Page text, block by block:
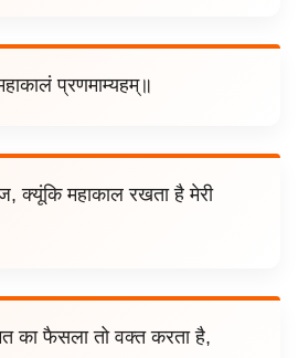
प्रणमाम्यहम्॥
क्यूंकि महाकाल रखता है मेरी
का फैसला तो वक्त करता है,